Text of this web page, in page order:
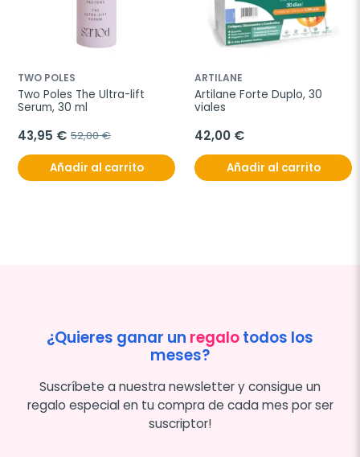
TWO POLES
Two Poles The Ultra-lift
Serum, 30 ml
43,95 € 52,00 €
Añadir al carrito
ARTILANE
Artilane Forte Duplo, 30
viales
42,00 €
Añadir al carrito
¿Quieres ganar un regalotodos los
meses?
Suscríbete a nuestra newsletter y consigue un
regalo especial en tu compra de cada mes por ser
suscriptor!